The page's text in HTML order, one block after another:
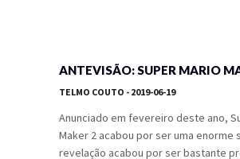
ANTEVISÃO: SUPER MARIO
TELMO COUTO - 2019-06-19
Anunciado em fevereiro deste ano,
Maker 2 acabou por ser uma enorme
revelação acabou por ser bastante